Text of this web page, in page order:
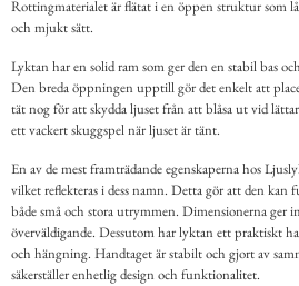
Rottingmaterialet är flätat i en öppen struktur som
och mjukt sätt.
Lyktan har en solid ram som ger den en stabil bas
Den breda öppningen upptill gör det enkelt att
tät nog för att skydda ljuset från att blåsa ut vid
ett vackert skuggspel när ljuset är tänt.
En av de mest framträdande egenskaperna hos
vilket reflekteras i dess namn. Detta gör att den kan
både små och stora utrymmen. Dimensionerna ger
överväldigande. Dessutom har lyktan ett praktiskt
och hängning. Handtaget är stabilt och gjort av
säkerställer enhetlig design och funktionalitet.